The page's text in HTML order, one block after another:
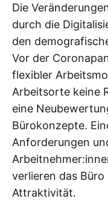
Die
durch die
den
Vor der
flexibler
Arbeitsorte keine
eine
Bürokonzepte.
Anforderungen
verlieren das
Attraktivität.